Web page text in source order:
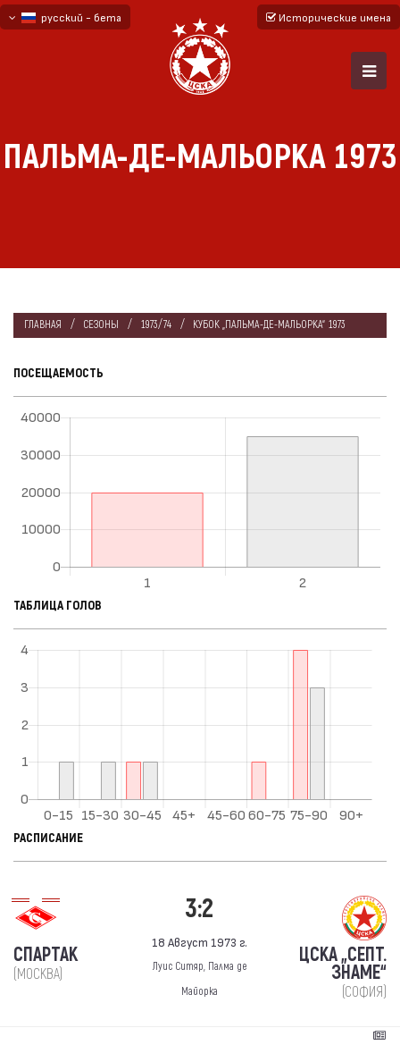
русский - бета
Исторические имена
ПАЛЬМА-ДЕ-МАЛЬОРКА 1973
ГЛАВНАЯ СЕЗОНЫ 1973/74 КУБОК „ПАЛЬМА-ДЕ-МАЛЬОРКА“ 1973
ПОСЕЩАЕМОСТЬ
ТАБЛИЦА ГОЛОВ
РАСПИСАНИЕ
СПАРТАК
(МОСКВА)
3:2
18 Август 1973 г.
Луис Ситяр, Палма де
Майорка
ЦСКА „СЕПТ.
ЗНАМЕ“
(СОФИЯ)